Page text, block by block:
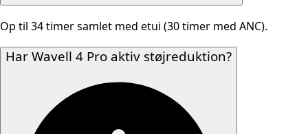
Op til 34 timer samlet med etui (30 timer med ANC).
Har Wavell 4 Pro aktiv støjreduktion?